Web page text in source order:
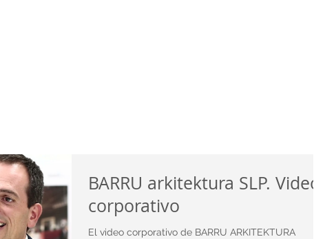
BARRU arkitektura SLP. Video
corporativo
El video corporativo de BARRU ARKITEKTURA